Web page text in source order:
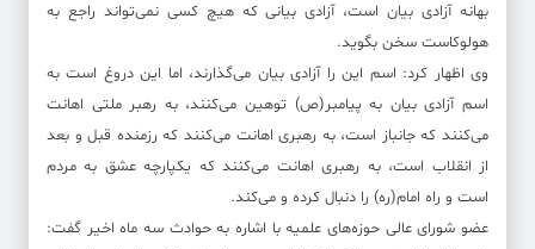
بهانه آزادی بیان است، آزادی بیانی که هیچ کسی نمی‌تواند راجع به
هولوکاست سخن بگوید.
وی اظهار کرد: اسم این را آزادی بیان می‌گذارند، اما این دروغ است به
اسم آزادی بیان به پیامبر(ص) توهین می‌کنند، به رهبر ملتی اهانت
می‌کنند که جانباز است، به رهبری اهانت می‌کنند که رزمنده قبل و بعد
از انقلاب است، به رهبری اهانت می‌کنند که یکپارچه عشق به مردم
است و راه امام(ره) را دنبال کرده و می‌کند.
عضو شورای عالی حوزه‌های علمیه با اشاره به حوادث سه ماه اخیر گفت: